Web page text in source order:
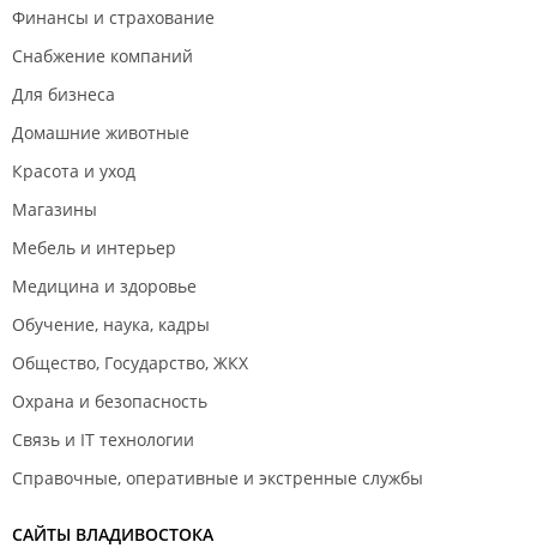
Финансы и страхование
Снабжение компаний
Для бизнеса
Домашние животные
Красота и уход
Магазины
Мебель и интерьер
Медицина и здоровье
Обучение, наука, кадры
Общество, Государство, ЖКХ
Охрана и безопасность
Связь и IT технологии
Справочные, оперативные и экстренные службы
САЙТЫ ВЛАДИВОСТОКА